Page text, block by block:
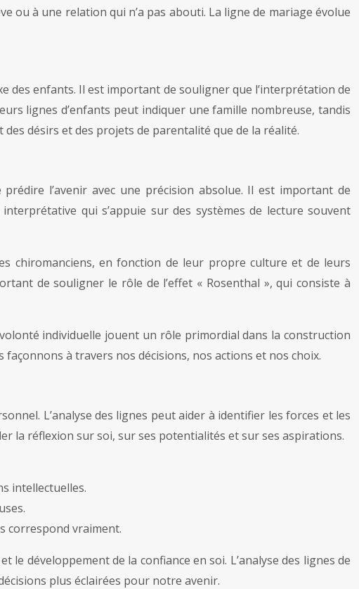
ou à une relation qui n’a pas abouti. La ligne de mariage évolue
des enfants. Il est important de souligner que l’interprétation de
lignes d’enfants peut indiquer une famille nombreuse, tandis
désirs et des projets de parentalité que de la réalité.
l’avenir avec une précision absolue. Il est important de
qui s’appuie sur des systèmes de lecture souvent
chiromanciens, en fonction de leur propre culture et de leurs
de souligner le rôle de l’effet « Rosenthal », qui consiste à
individuelle jouent un rôle primordial dans la construction
à travers nos décisions, nos actions et nos choix.
L’analyse des lignes peut aider à identifier les forces et les
la réflexion sur soi, sur ses potentialités et sur ses aspirations.
intellectuelles.
correspond vraiment.
développement de la confiance en soi. L’analyse des lignes de
plus éclairées pour notre avenir.